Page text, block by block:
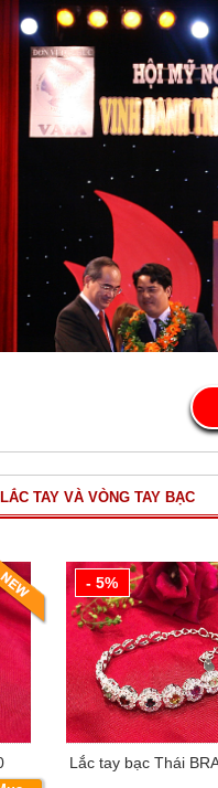
vinh dự nhận
TAY VÀ VÒNG TAY BẠC
- 5%
Lắc tay bạc Thái